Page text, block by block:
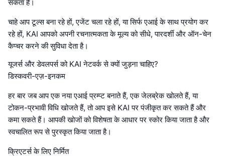
सकता है।
चाहे आप टूल्स बना रहे हों, एजेंट चला रहे हों, या सिर्फ एआई के साथ प्रयोग कर
रहे हों, KAI आपको अपनी रचनात्मकता के मूल्य को सीधे, पारदर्शी और ऑन-चेन
कैप्चर करने की सुविधा देता है।
यूजर्स और डेवलपर्स को KAI नेटवर्क से क्यों जुड़ना चाहिए?
डिस्कवरी-एज़-इनकम
हर बार जब आप एक नया एआई प्रम्प्ट बनाते हैं, एक जेलब्रेक खोलते हैं, या
टोकन-प्रभावी विधि खोजते हैं, तो आप इसे KAI पर पंजीकृत कर सकते हैं और
कमा सकते हैं। आपकी खोजों को विशेषता के आधार पर स्कोर किया जाता है और
स्वचालित रूप से पुरस्कृत किया जाता है।
क्रिएटर्स के लिए निर्मित